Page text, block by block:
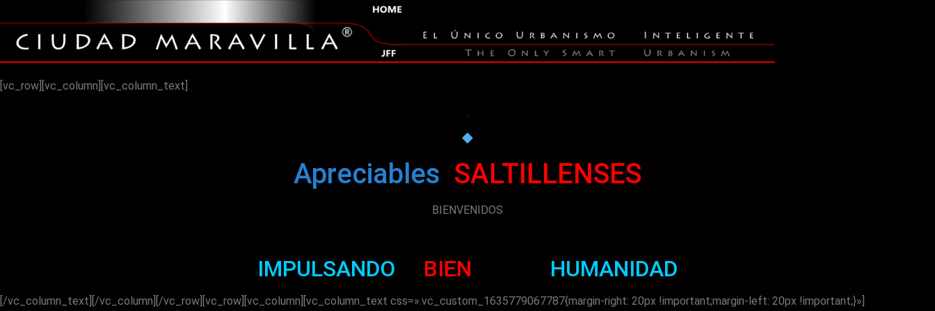
[vc_row][vc_column][vc_column_text]
.
Apreciables SALTILLENSES
BIENVENIDOS
IMPULSANDO BIEN HUMANIDAD
[/vc_column_text][/vc_column][/vc_row][vc_row][vc_column][vc_column_text css=».vc_custom_1635779067787{margin-right: 20px !important;margin-left: 20px !important;}»]